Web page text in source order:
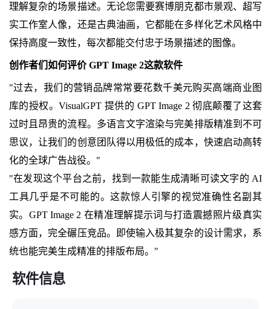
理解复杂的场景描述。无论您需要赛博朋克都市景观、超写
实工作室人像，还是古典油画，它都能在多样化艺术风格中
保持高度一致性，每次都能交付忠于场景描述的图像。
创作者们如何评价 GPT Image 2这款软件
"过去，我们的营销品牌常常要花数千美元购买高端商业图
库的授权。VisualGPT 提供的 GPT Image 2 彻底颠覆了这套
过时且昂贵的流程。多语言文字渲染与完美排版精准到不可
思议，让我们的创意团队得以用极低的成本，快速启动高转
化的全球广告战役。"
"在发现这个平台之前，找到一款能生成清晰可读文字的 AI
工具几乎是不可能的。这款惊人引擎的视觉准确性名副其
实。GPT Image 2 在精准理解提示词与打造震撼照片级真实
感方面，完全碾压竞品。即使输入极其复杂的设计需求，系
统也能完美生成精准的排版布局。"
软件信息